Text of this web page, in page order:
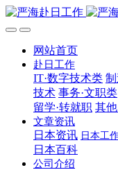
网站首页
赴日工作
IT·数字技术类
技术 事务·文职类
留学·转就职 其
文章资讯
日本资讯 日本工
日本百科
公司介绍